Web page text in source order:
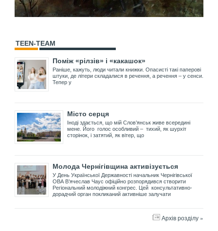
TEEN-TEAM
Поміж «рілзів» і «какашок»
Раніше, кажуть, люди читали книжки. Опасисті такі паперові
штуки, де літери складалися в речення, а речення – у сенси.
Тепер у
Місто серця
Іноді здається, що мій Слов’янськ живе всередині
мене. Його голос особливий – тихий, як шурхіт
сторінок, і затятий, як вітер, що
Молода Чернігівщина активізується
У День Української Державності начальник Чернігівської
ОВА В’ячеслав Чаус офіційно розпорядився створити
Регіональний молодіжний конгрес. Цей консультативно-
дорадчий орган покликаний активніше залучати
Архів розділу »